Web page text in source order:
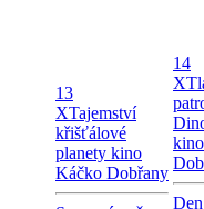
13
XTajemství
křišťálové
planety kino
Káčko Dobřany
14
X